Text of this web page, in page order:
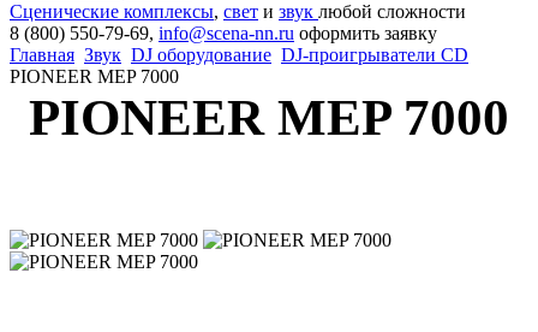
Сценические комплексы, свет и звук любой сложности
8 (800) 550-79-69, info@scena-nn.ru оформить заявку
Главная Звук DJ оборудование DJ-проигрыватели CD
PIONEER MEP 7000
PIONEER MEP 7000